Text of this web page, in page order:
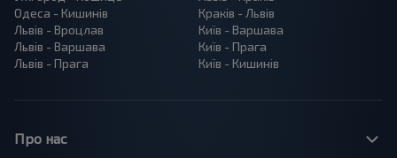
Одеса - Кишинів
Львів - Вроцлав
Львів - Варшава
Львів - Прага
Краків - Львів
Київ - Варшава
Київ - Прага
Київ - Кишинів
Про нас